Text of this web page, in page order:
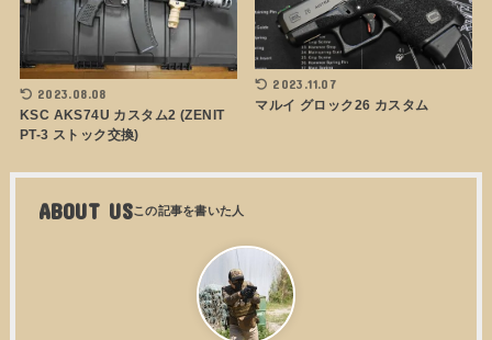
2023.08.08
KSC AKS74U カスタム2 (ZENIT
PT-3 ストック交換)
2023.11.07
マルイ グロック26 カスタム
ABOUT US